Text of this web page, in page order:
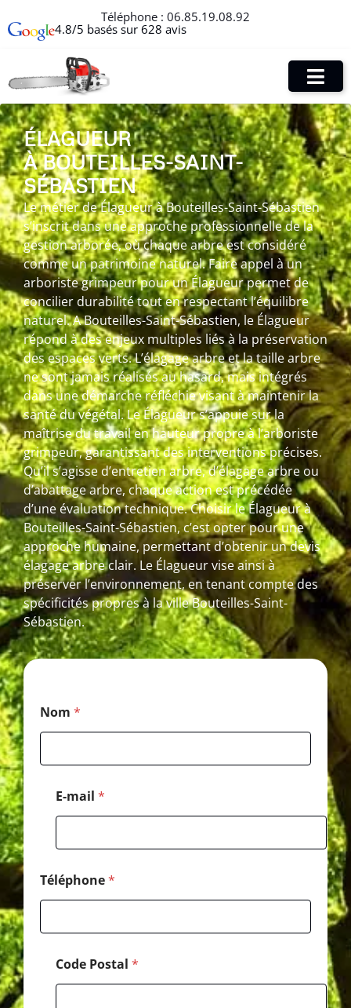
Téléphone : 06.85.19.08.92
4.8/5 basés sur 628 avis
ÉLAGUEUR
À BOUTEILLES-SAINT-
SÉBASTIEN
Le métier de Élagueur à Bouteilles-Saint-Sébastien
s’inscrit dans une approche professionnelle de la
gestion arborée, où chaque arbre est considéré
comme un patrimoine naturel. Faire appel à un
arboriste grimpeur pour un Élagueur permet de
concilier durabilité tout en respectant l’équilibre
naturel. A Bouteilles-Saint-Sébastien, le Élagueur
répond à des enjeux multiples liés à la préservation
des espaces verts. L’élagage arbre et la taille arbre
ne sont jamais réalisés au hasard, mais intégrés
dans une démarche réfléchie visant à maintenir la
santé du végétal. Le Élagueur s’appuie sur la
maîtrise du travail en hauteur propre à l’arboriste
grimpeur, garantissant des interventions précises.
Qu’il s’agisse d’entretien arbre, d’élagage arbre ou
d’abattage arbre, chaque action est précédée
d’une évaluation technique. Choisir le Élagueur à
Bouteilles-Saint-Sébastien, c’est opter pour une
approche humaine, permettant d’obtenir un devis
élagage arbre clair. Le Élagueur vise ainsi à
préserver l’environnement, en tenant compte des
spécificités propres à la ville Bouteilles-Saint-
Sébastien.
Nom *
E-mail *
Téléphone*
T
é
p
h
o
n
e
*
*
Code Postal *